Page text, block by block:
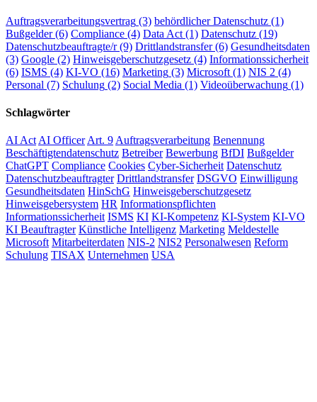
Auftragsverarbeitungsvertrag (3) behördlicher Datenschutz (1)
Bußgelder(6) Compliance (4) Data Act (1) Datenschutz (19)
Datenschutzbeauftragte/r(9) Drittlandstransfer(6) Gesundheitsdaten
(3) Google (2) Hinweisgeberschutzgesetz (4) Informationssicherheit
(6) ISMS (4) KI-VO (16) Marketing (3) Microsoft (1) NIS 2 (4)
Personal (7) Schulung (2) Social Media (1) Videoüberwachung (1)
Schlagwörter
AI Act AI Officer Art. 9 Auftragsverarbeitung Benennung
Beschäftigtendatenschutz Betreiber Bewerbung BfDI Bußgelder
ChatGPT Compliance Cookies Cyber-Sicherheit Datenschutz
Datenschutzbeauftragter Drittlandstransfer DSGVO Einwilligung
Gesundheitsdaten HinSchG Hinweisgeberschutzgesetz
Hinweisgebersystem HR Informationspflichten
Informationssicherheit ISMS KI KI-Kompetenz KI-System KI-VO
KI Beauftragter Künstliche Intelligenz Marketing Meldestelle
Microsoft Mitarbeiterdaten NIS-2 NIS2 Personalwesen Reform
Schulung TISAX Unternehmen USA